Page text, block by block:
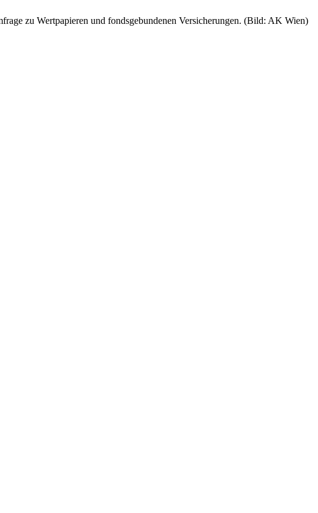
zu Wertpapieren und fondsgebundenen Versicherungen. (Bild: AK Wien)